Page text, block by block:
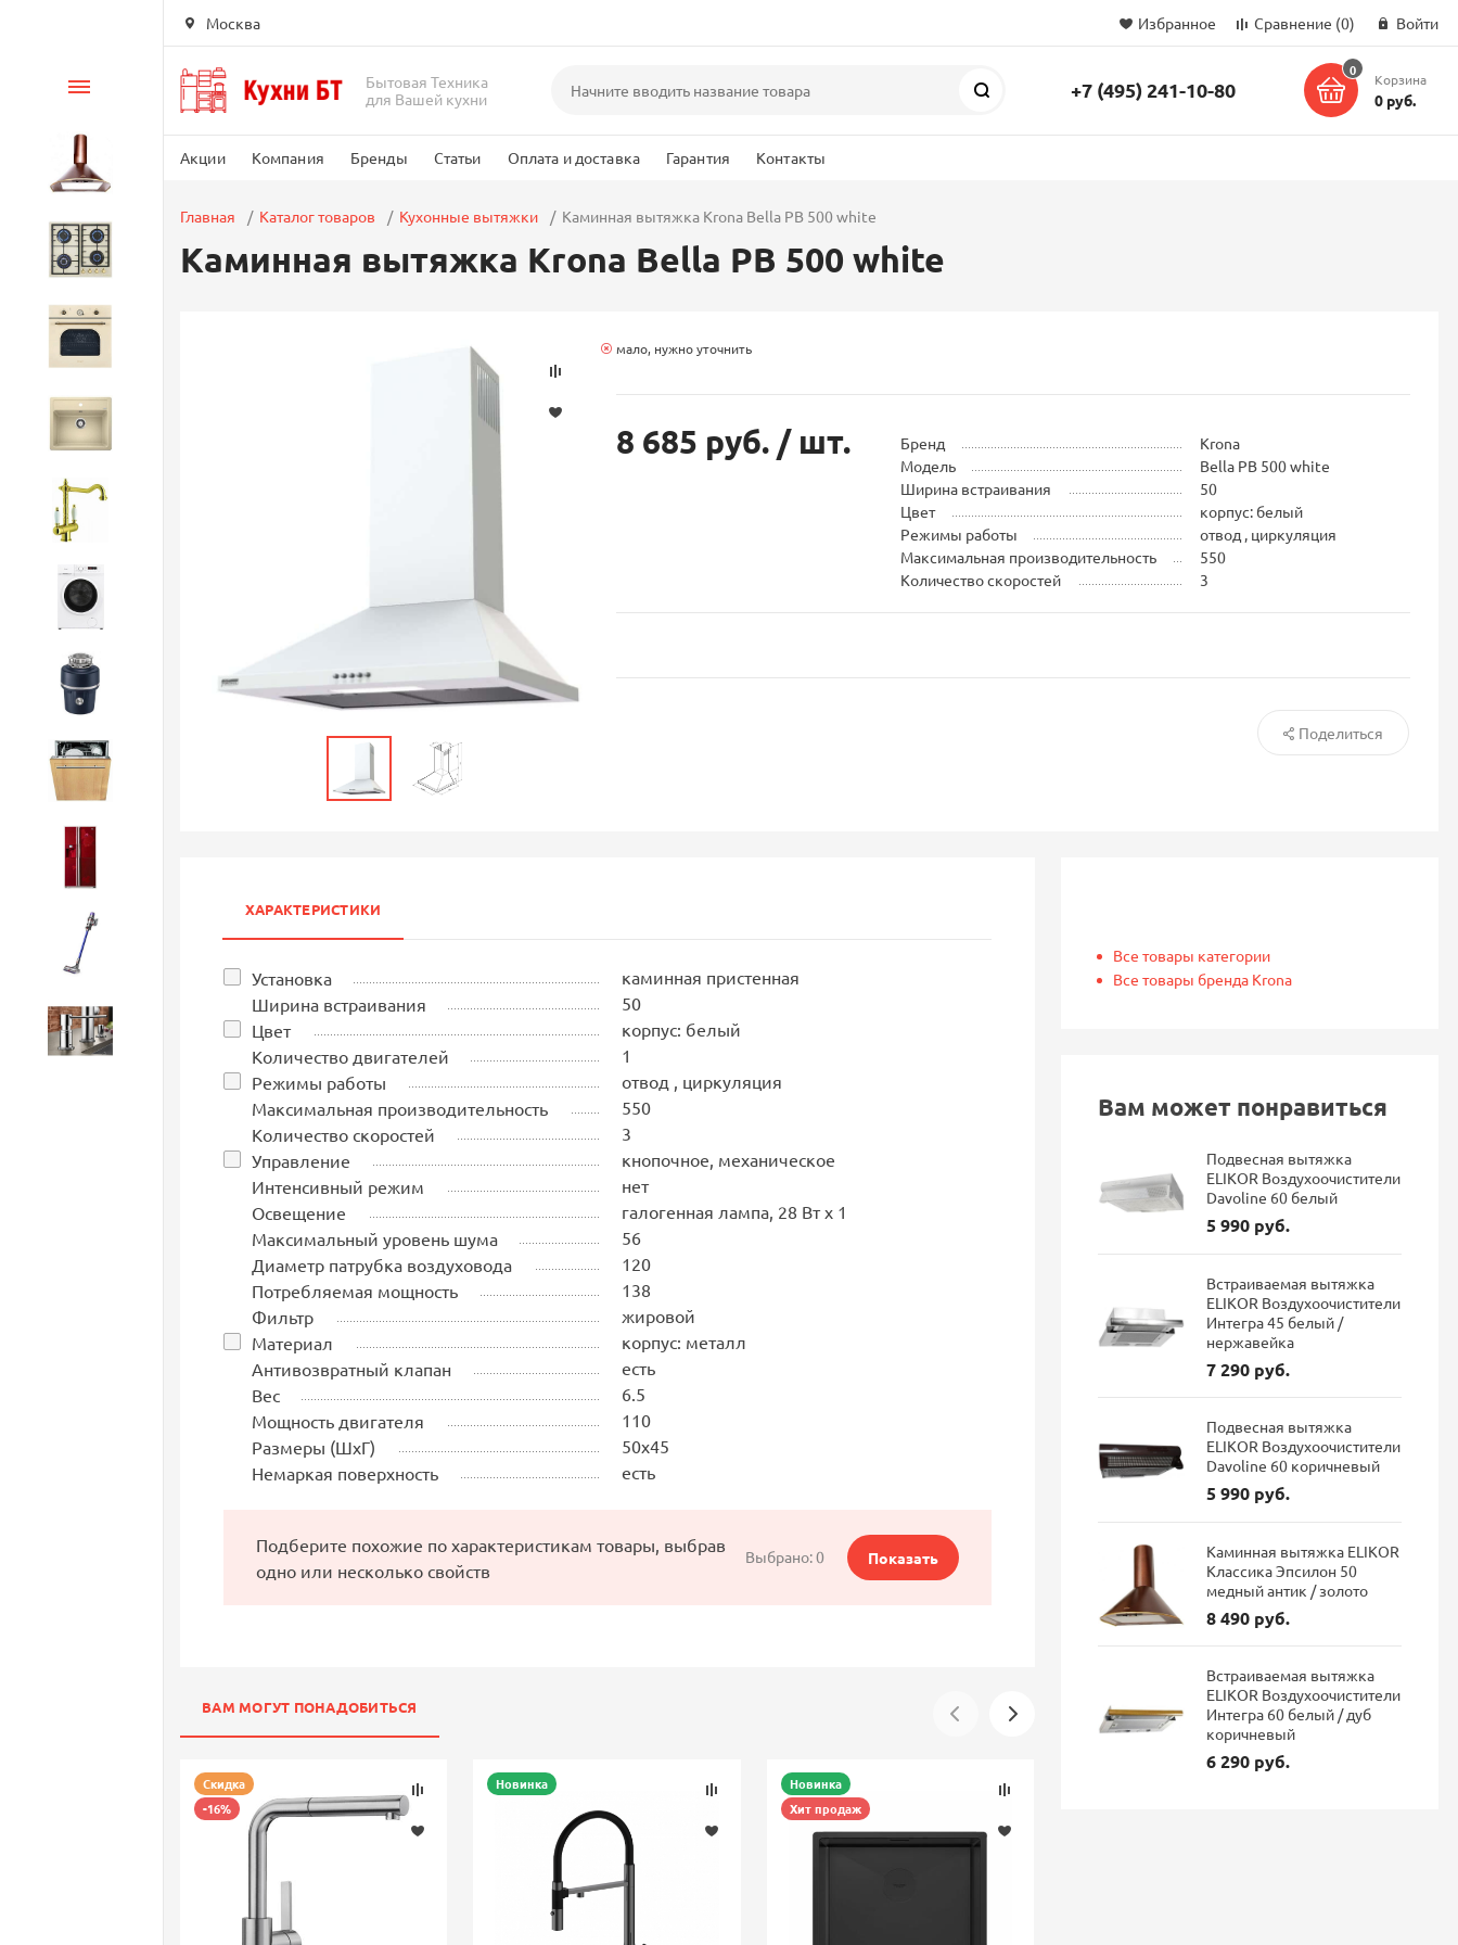
Москва Избранное Сравнение (0) Войти
Бытовая Техника
для Вашей кухни
Поиск +7 (495) 241-10-80
0
Корзина
0 руб.
Акции Компания Бренды Статьи Оплата и доставка Гарантия Контакты
Каталог
Вытяжки
Варочные панели
Измельчители
Бытовая техника
Главная Каталог товаров Кухонные вытяжки Каминная вытяжка Krona Bella PB 500 white
Каминная вытяжка Krona Bella PB 500 white
мало, нужно уточнить
8 685 руб. / шт. Бренд
Krona
Модель
Bella PB 500 white
Ширина встраивания
50
Цвет
корпус: белый
Режимы работы
отвод , циркуляция
Максимальная производительность
550
Количество скоростей
3
Поделиться
ХАРАКТЕРИСТИКИ
Установка
каминная пристенная
Ширина встраивания
50
Цвет
корпус: белый
Количество двигателей
1
Режимы работы
отвод , циркуляция
Максимальная производительность
550
Количество скоростей
3
Управление
кнопочное, механическое
Интенсивный режим
нет
Освещение
галогенная лампа, 28 Вт х 1
Максимальный уровень шума
56
Диаметр патрубка воздуховода
120
Потребляемая мощность
138
Фильтр
жировой
Материал
корпус: металл
Антивозвратный клапан
есть
Вес
6.5
Мощность двигателя
110
Размеры (ШхГ)
50х45
Немаркая поверхность
есть
Подберите похожие по характеристикам товары, выбрав
одно или несколько свойств
Выбрано:0 Показать
ВАМ МОГУТ ПОНАДОБИТЬСЯ
Скидка
-16%
Новинка
Новинка
Хит продаж
Все товары категории
Все товары бренда Krona
Вам может понравиться
Подвесная вытяжка
ELIKOR Воздухоочистители
Davoline 60 белый
5 990 руб.
Встраиваемая вытяжка
ELIKOR Воздухоочистители
Интегра 45 белый /
нержавейка
7 290 руб.
Подвесная вытяжка
ELIKOR Воздухоочистители
Davoline 60 коричневый
5 990 руб.
Каминная вытяжка ELIKOR
Классика Эпсилон 50
медный антик / золото
8 490 руб.
Встраиваемая вытяжка
ELIKOR Воздухоочистители
Интегра 60 белый / дуб
коричневый
6 290 руб.